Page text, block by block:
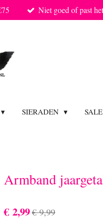
Niet goed of past
SIERADEN
Armband
€ 2,99€ 9,99